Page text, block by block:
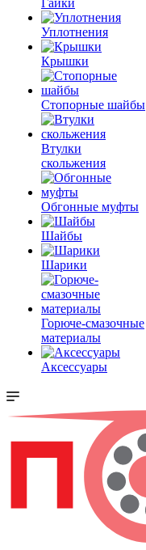
Гайки
Уплотнения
Крышки
Стопорные шайбы
Втулки
скольжения
Обгонные муфты
Шайбы
Шарики
Горюче-смазочные
материалы
Аксессуары